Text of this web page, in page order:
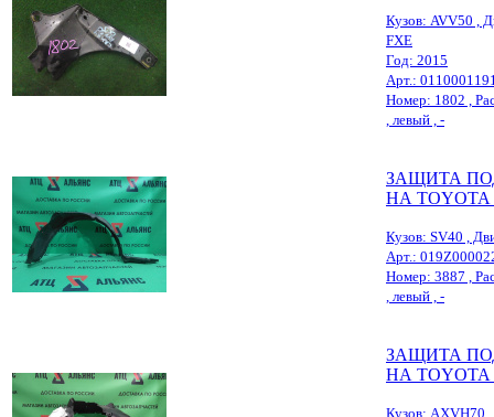
Кузов: AVV50 ,
FXE
Год: 2015
Арт.:
Номер: 1802 ,
, левый , -
ЗАЩИТА
НА TOYOTA
Кузов: SV40 ,
Арт.:
Номер: 3887 ,
, левый , -
ЗАЩИТА
НА TOYOTA
Кузов: AXVH70